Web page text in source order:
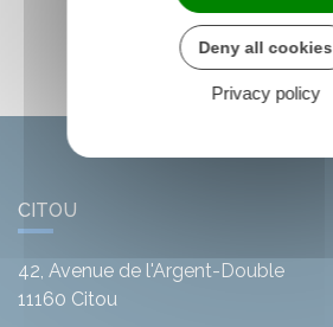
CITOU
42, Avenue de l'Argent-Double
11160 Citou
Deny all cookies
Privacy policy